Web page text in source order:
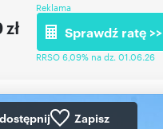
zł
Reklama
Sprawdź ratę >>
RRSO 6,09% na dz. 01.06.26
Zapisz